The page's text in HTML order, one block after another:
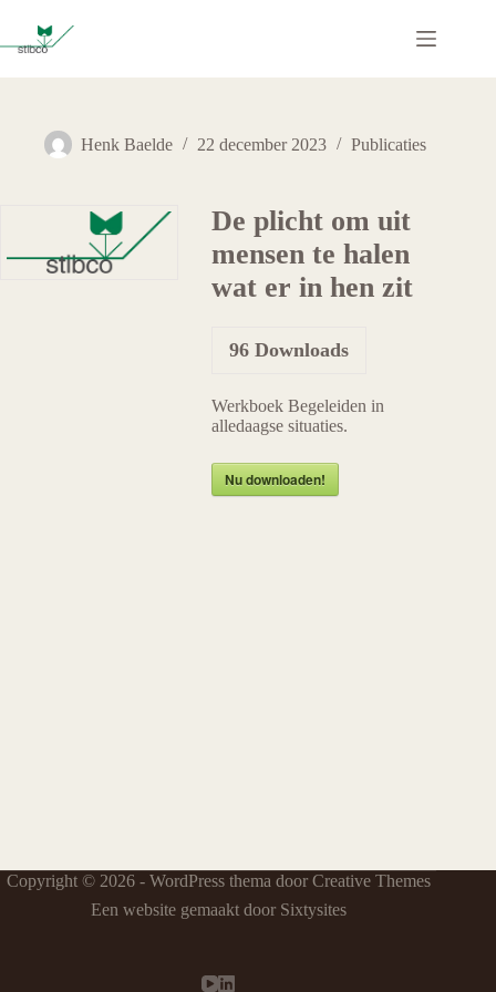
de
Henk Baelde 22 december 2023 Publicaties
De plicht om uit
mensen te halen
wat er in hen zit
96 Downloads
Werkboek Begeleiden in
alledaagse situaties.
Nu downloaden!
Copyright © 2026 - WordPress thema door Creative Themes
Een website gemaakt door Sixtysites